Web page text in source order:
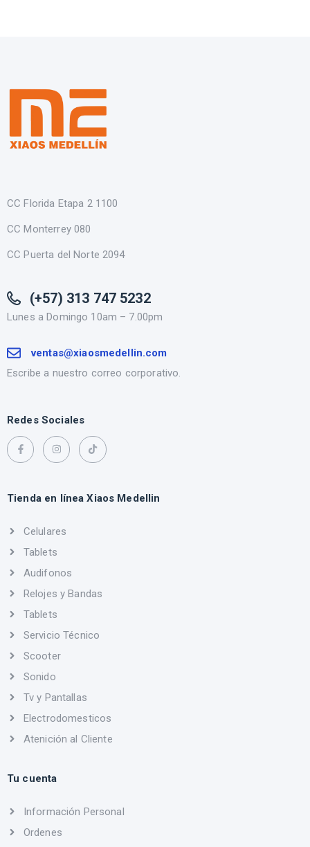
CC Florida Etapa 2 1100
CC Monterrey 080
CC Puerta del Norte 2094
(+57) 313 747 5232
Lunes a Domingo 10am – 7.00pm
ventas@xiaosmedellin.com
Escribe a nuestro correo corporativo.
Redes Sociales
Tienda en línea Xiaos Medellin
Celulares
Tablets
Audifonos
Relojes y Bandas
Tablets
Servicio Técnico
Scooter
Sonido
Tv y Pantallas
Electrodomesticos
Atenición al Cliente
Tu cuenta
Información Personal
Ordenes